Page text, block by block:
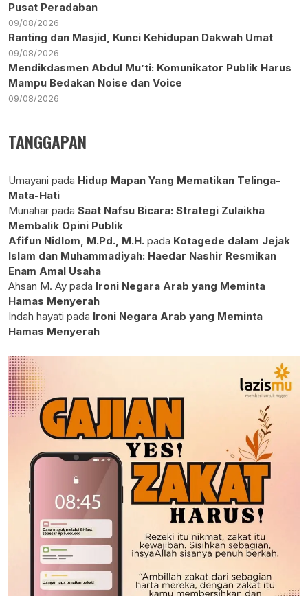
Pusat Peradaban
09/08/2026
Ranting dan Masjid, Kunci Kehidupan Dakwah Umat
09/08/2026
Mendikdasmen Abdul Mu’ti: Komunikator Publik Harus
Mampu Bedakan Noise dan Voice
09/08/2026
TANGGAPAN
Umayani pada Hidup Mapan Yang Mematikan Telinga-
Mata-Hati
Munahar pada Saat Nafsu Bicara: Strategi Zulaikha
Membalik Opini Publik
Afifun Nidlom, M.Pd., M.H. pada Kotagede dalam Jejak
Islam dan Muhammadiyah: Haedar Nashir Resmikan
Enam Amal Usaha
Ahsan M. Ay pada Ironi Negara Arab yang Meminta
Hamas Menyerah
Indah hayati pada Ironi Negara Arab yang Meminta
Hamas Menyerah